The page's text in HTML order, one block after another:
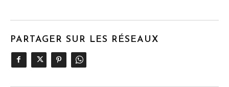
PARTAGER SUR LES RÉSEAUX